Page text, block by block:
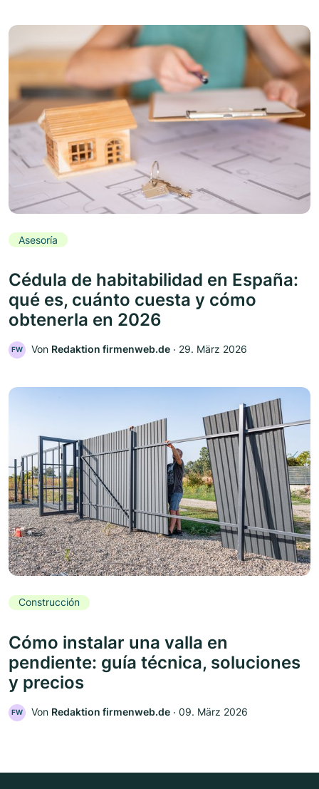
Asesoría
Cédula de habitabilidad en España:
qué es, cuánto cuesta y cómo
obtenerla en 2026
FW Von Redaktion firmenweb.de ‧ 29. März 2026
Construcción
Cómo instalar una valla en
pendiente: guía técnica, soluciones
y precios
FW Von Redaktion firmenweb.de ‧ 09. März 2026